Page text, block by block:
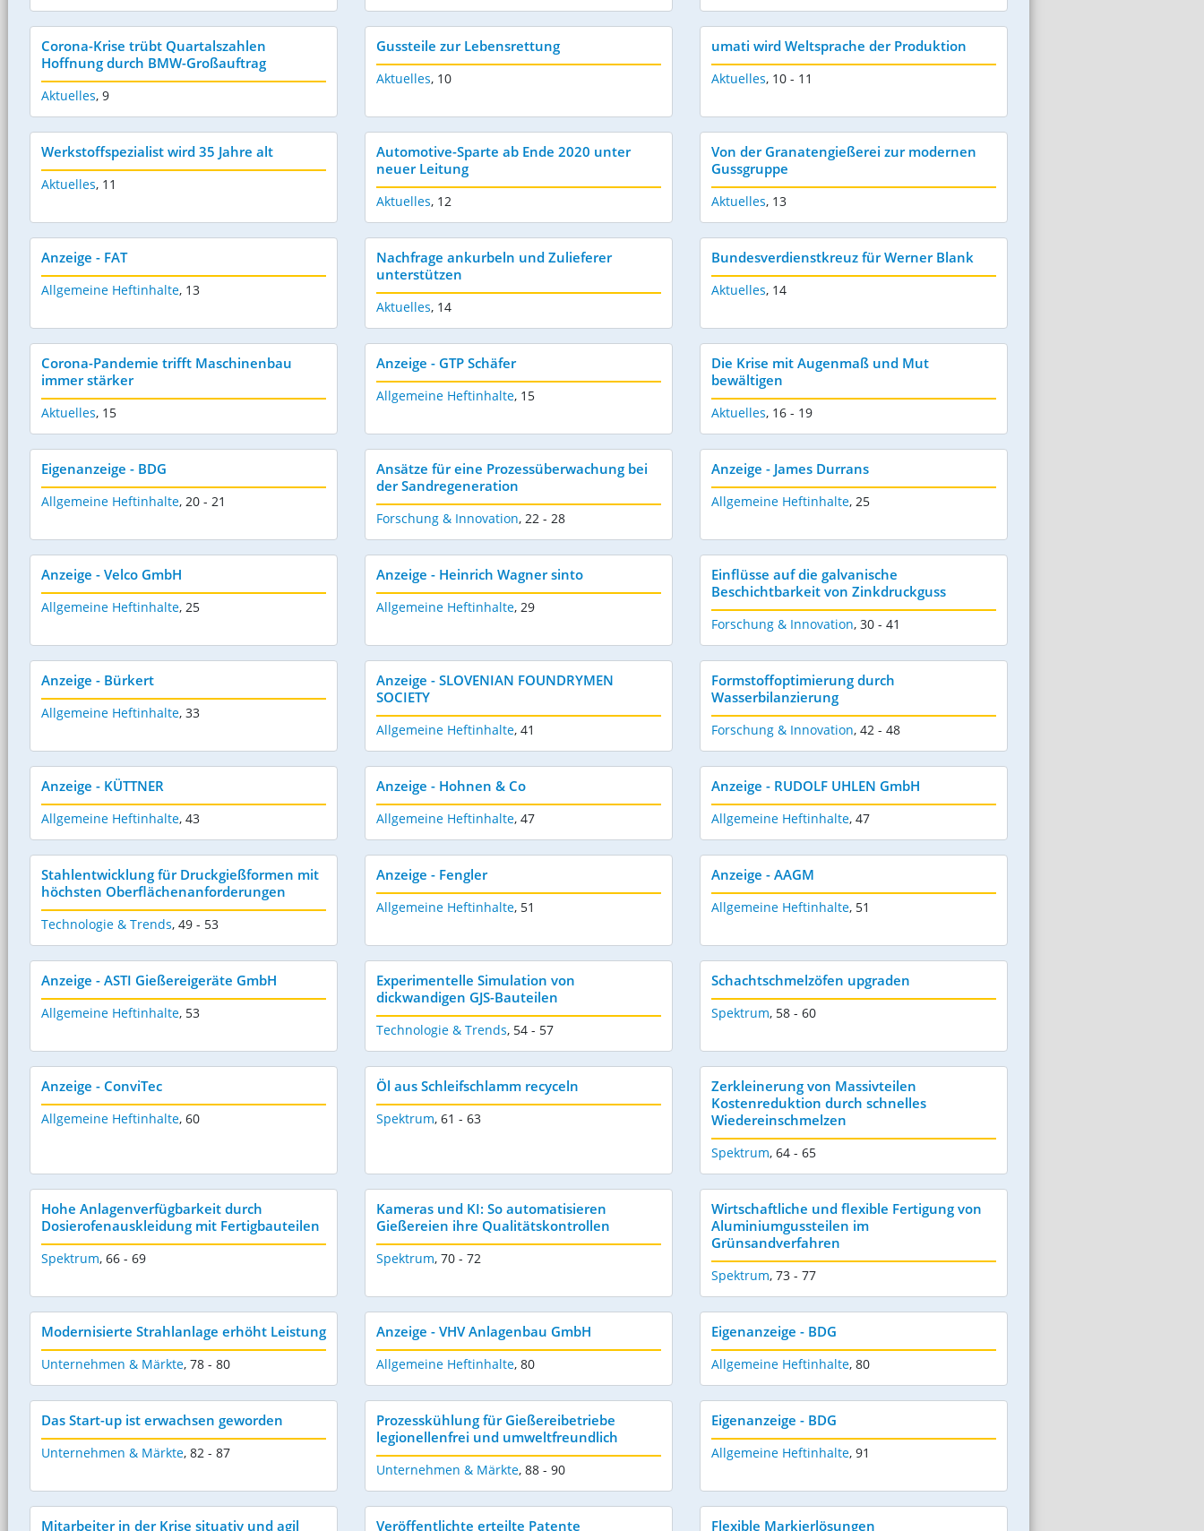
Corona-Krise trübt Quartalszahlen 
Hoffnung durch BMW-Großauftrag
Aktuelles, 9
Gussteile zur Lebensrettung
Aktuelles, 10
umati wird Weltsprache der Produktion
Aktuelles, 10 - 11
Werkstoffspezialist wird 35 Jahre alt
Aktuelles, 11
Automotive-Sparte ab Ende 2020 unter
neuer Leitung
Aktuelles, 12
Von der Granatengießerei zur modernen
Gussgruppe
Aktuelles, 13
Anzeige - FAT
Allgemeine Heftinhalte, 13
Nachfrage ankurbeln und Zulieferer
unterstützen
Aktuelles, 14
Bundesverdienstkreuz für Werner Blank
Aktuelles, 14
Corona-Pandemie trifft Maschinenbau
immer stärker
Aktuelles, 15
Anzeige - GTP Schäfer
Allgemeine Heftinhalte, 15
Die Krise mit Augenmaß und Mut
bewältigen
Aktuelles, 16 - 19
Eigenanzeige - BDG
Allgemeine Heftinhalte, 20 - 21
Ansätze für eine Prozessüberwachung bei
der Sandregeneration
Forschung & Innovation, 22 - 28
Anzeige - James Durrans
Allgemeine Heftinhalte, 25
Anzeige - Velco GmbH
Allgemeine Heftinhalte, 25
Anzeige - Heinrich Wagner sinto
Allgemeine Heftinhalte, 29
Einflüsse auf die galvanische
Beschichtbarkeit von Zinkdruckguss
Forschung & Innovation, 30 - 41
Anzeige - Bürkert
Allgemeine Heftinhalte, 33
Anzeige - SLOVENIAN FOUNDRYMEN
SOCIETY
Allgemeine Heftinhalte, 41
Formstoffoptimierung durch
Wasserbilanzierung
Forschung & Innovation, 42 - 48
Anzeige - KÜTTNER
Allgemeine Heftinhalte, 43
Anzeige - Hohnen & Co
Allgemeine Heftinhalte, 47
Anzeige - RUDOLF UHLEN GmbH
Allgemeine Heftinhalte, 47
Stahlentwicklung für Druckgießformen mit
höchsten Oberflächenanforderungen
Technologie & Trends, 49 - 53
Anzeige - Fengler
Allgemeine Heftinhalte, 51
Anzeige - AAGM
Allgemeine Heftinhalte, 51
Anzeige - ASTI Gießereigeräte GmbH
Allgemeine Heftinhalte, 53
Experimentelle Simulation von
dickwandigen GJS-Bauteilen
Technologie & Trends, 54 - 57
Schachtschmelzöfen upgraden
Spektrum, 58 - 60
Anzeige - ConviTec
Allgemeine Heftinhalte, 60
Öl aus Schleifschlamm recyceln
Spektrum, 61 - 63
Zerkleinerung von Massivteilen 
Kostenreduktion durch schnelles
Wiedereinschmelzen
Spektrum, 64 - 65
Hohe Anlagenverfügbarkeit durch
Dosierofenauskleidung mit Fertigbauteilen
Spektrum, 66 - 69
Kameras und KI: So automatisieren
Gießereien ihre Qualitätskontrollen
Spektrum, 70 - 72
Wirtschaftliche und flexible Fertigung von
Aluminiumgussteilen im
Grünsandverfahren
Spektrum, 73 - 77
Modernisierte Strahlanlage erhöht Leistung
Unternehmen & Märkte, 78 - 80
Anzeige - VHV Anlagenbau GmbH
Allgemeine Heftinhalte, 80
Eigenanzeige - BDG
Allgemeine Heftinhalte, 80
Das Start-up ist erwachsen geworden
Unternehmen & Märkte, 82 - 87
Prozesskühlung für Gießereibetriebe 
legionellenfrei und umweltfreundlich
Unternehmen & Märkte, 88 - 90
Eigenanzeige - BDG
Allgemeine Heftinhalte, 91
Mitarbeiter in der Krise situativ und agil Veröffentlichte erteilte Patente Flexible Markierlösungen